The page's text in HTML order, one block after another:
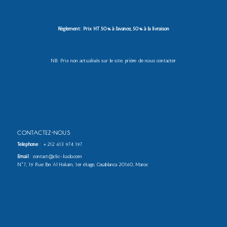
Règlement: Prix HT 50% à l’avance, 50% à la livraison
NB: Prix non actualisés sur le site. prière de nous contacter
CONTACTEZ-NOUS
Téléphone: +212 613 974 197
Email : contact@clic-kado.com
N°7, 19 Rue Ibn Al Hakam, 1er étage, Casablanca 20160, Maroc